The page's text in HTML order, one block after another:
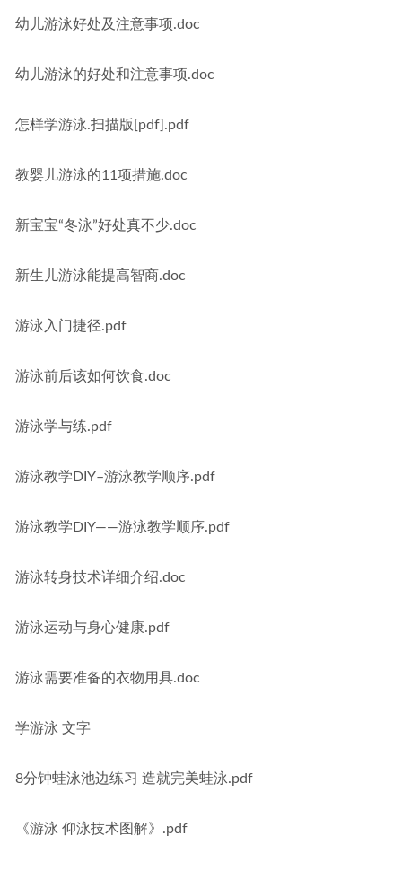
幼儿游泳好处及注意事项.doc
幼儿游泳的好处和注意事项.doc
怎样学游泳.扫描版[pdf].pdf
教婴儿游泳的11项措施.doc
新宝宝“冬泳”好处真不少.doc
新生儿游泳能提高智商.doc
游泳入门捷径.pdf
游泳前后该如何饮食.doc
游泳学与练.pdf
游泳教学DIY–游泳教学顺序.pdf
游泳教学DIY——游泳教学顺序.pdf
游泳转身技术详细介绍.doc
游泳运动与身心健康.pdf
游泳需要准备的衣物用具.doc
学游泳 文字
8分钟蛙泳池边练习 造就完美蛙泳.pdf
《游泳 仰泳技术图解》.pdf